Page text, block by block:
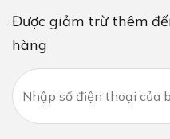
Được giảm trừ thêm
hàng